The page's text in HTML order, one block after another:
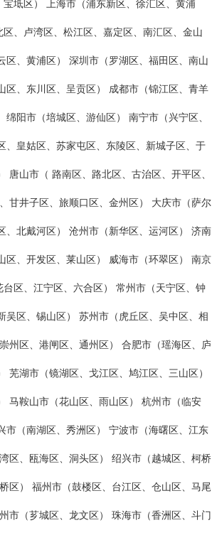
坻区） 上海市（浦东新区、徐汇区、黄浦
、卢湾区、松江区、嘉定区、南汇区、金山
、黄浦区） 深圳市（罗湖区、福田区、南山
、东川区、呈贡区） 成都市（锦江区、青羊
阳市（培城区、游仙区） 南宁市（兴宁区、
皇姑区、苏家屯区、东陵区、新城子区、于
山市（ 路南区、路北区、古治区、开平区、
甘井子区、旅顺口区、金州区） 大庆市（萨尔
北戴河区） 沧州市（新华区、运河区） 济南
、开发区、莱山区） 威海市（环翠区） 南京
区、江宁区、六合区） 常州市（天宁区、钟
区、锡山区） 苏州市（虎丘区、吴中区、相
州区、港闸区、通州区） 合肥市（瑶海区、庐
湖市（镜湖区、戈江区、鸠江区、三山区）
马鞍山市（花山区、雨山区） 杭州市（临安
（南湖区、秀洲区） 宁波市（海曙区、江东
区、瓯海区、洞头区） 绍兴市（越城区、柯桥
区） 福州市（鼓楼区、台江区、仓山区、马尾
市（芗城区、龙文区） 珠海市（香洲区、斗门